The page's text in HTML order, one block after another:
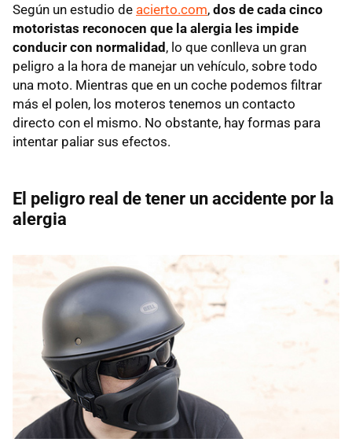
Según un estudio de acierto.com, dos de cada cinco
motoristas reconocen que la alergia les impide
conducir con normalidad, lo que conlleva un gran
peligro a la hora de manejar un vehículo, sobre todo
una moto. Mientras que en un coche podemos filtrar
más el polen, los moteros tenemos un contacto
directo con el mismo. No obstante, hay formas para
intentar paliar sus efectos.
El peligro real de tener un accidente por la
alergia